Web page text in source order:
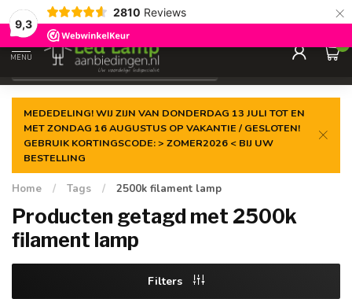
9,3
2810 Reviews ×
Gegarandeerde delaagste prijs
MENU
0
MEDEDELING! WIJ ZIJN VAN DONDERDAG 13 JULI TOT EN
MET ZONDAG 16 AUGUSTUS OP VAKANTIE / GESLOTEN!
GEBRUIK KORTINGSCODE: > ZOMER2026 < BIJ UW
BESTELLING
Home / Tags / 2500k filament lamp
Producten getagd met 2500k
filament lamp
Filters